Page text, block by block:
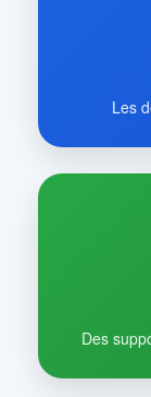
Les
Des